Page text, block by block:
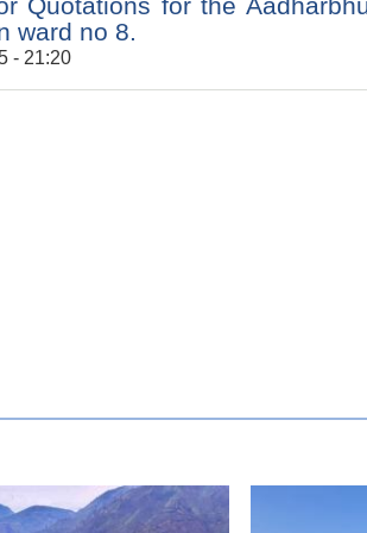
ward no 8.
- 21:20